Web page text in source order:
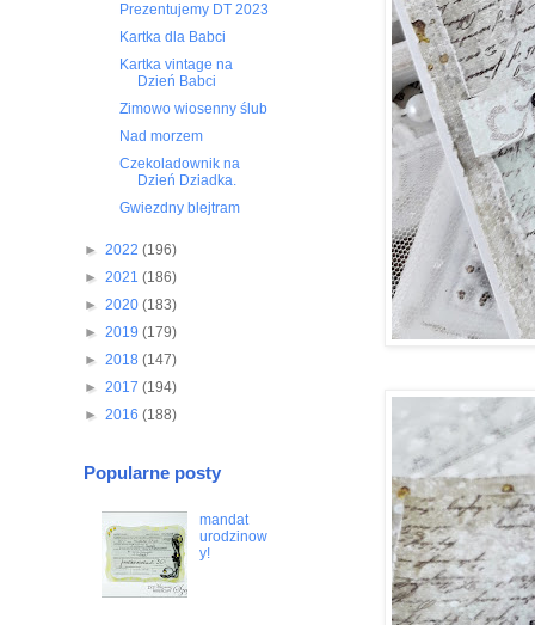
Prezentujemy DT 2023
Kartka dla Babci
Kartka vintage na
Dzień Babci
Zimowo wiosenny ślub
Nad morzem
Czekoladownik na
Dzień Dziadka.
Gwiezdny blejtram
► 2022 (196)
► 2021 (186)
► 2020 (183)
► 2019 (179)
► 2018 (147)
► 2017 (194)
► 2016 (188)
Popularne posty
mandat
urodzinow
y!